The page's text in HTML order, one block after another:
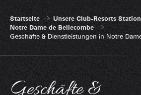
Startseite
Unsere Club-Resorts
Notre Dame de Bellecombe
Geschäfte & Dienstleistungen in Notre
Geschäfte &